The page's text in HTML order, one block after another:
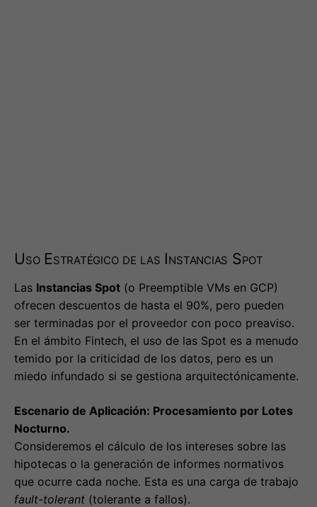
Uso Estratégico de las Instancias Spot
Las Instancias Spot (o Preemptible VMs en GCP)
ofrecen descuentos de hasta el 90%, pero pueden
ser terminadas por el proveedor con poco preaviso.
En el ámbito Fintech, el uso de las Spot es a menudo
temido por la criticidad de los datos, pero es un
miedo infundado si se gestiona arquitectónicamente.
Escenario de Aplicación: Procesamiento por Lotes
Nocturno.
Consideremos el cálculo de los intereses sobre las
hipotecas o la generación de informes normativos
que ocurre cada noche. Esta es una carga de trabajo
fault-tolerant (tolerante a fallos).